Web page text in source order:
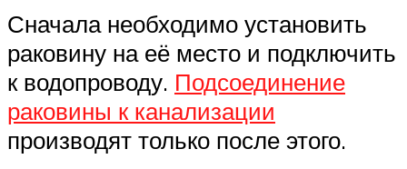
Сначала необходимо установить
раковину на её место и подключить
к водопроводу. Подсоединение
раковины к канализации
производят только после этого.